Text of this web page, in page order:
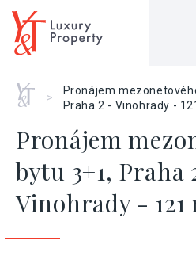
Home
>
Pronájem
Praha 2 - Vinohrady -
Pronájem
bytu 3+1, Praha
Vinohrady - 121